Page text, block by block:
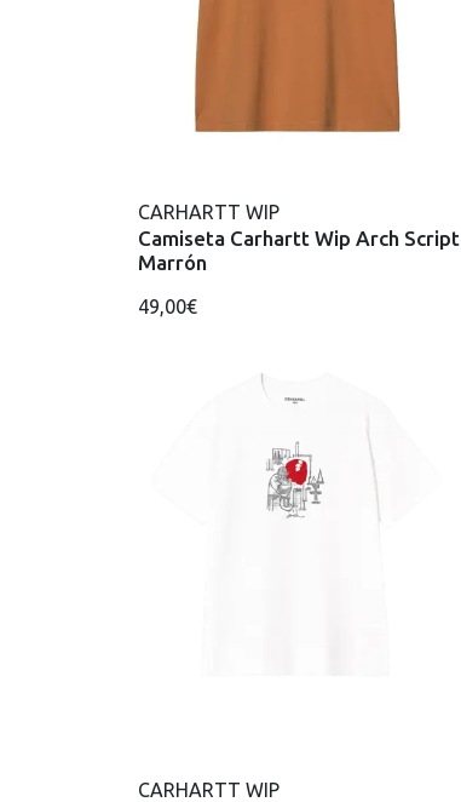
CARHARTT WIP
Camiseta Carhartt Wip Arch Script
Marrón
49,00€
CARHARTT WIP